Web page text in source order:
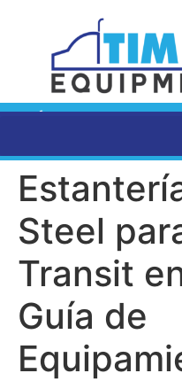
Steel
Transit
Guía de